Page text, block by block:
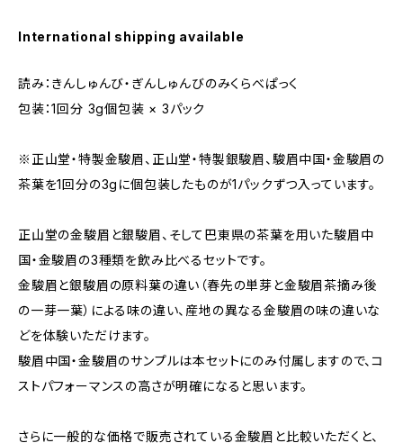
International shipping available
読み：きんしゅんび・ぎんしゅんびのみくらべぱっく
包装：1回分 3g個包装 × 3パック
※正山堂・特製金駿眉、正山堂・特製銀駿眉、駿眉中国・金駿眉の
茶葉を1回分の3gに個包装したものが1パックずつ入っています。
正山堂の金駿眉と銀駿眉、そして巴東県の茶葉を用いた駿眉中
国・金駿眉の3種類を飲み比べるセットです。
金駿眉と銀駿眉の原料葉の違い（春先の単芽と金駿眉茶摘み後
の一芽一葉）による味の違い、産地の異なる金駿眉の味の違いな
どを体験いただけます。
駿眉中国・金駿眉のサンプルは本セットにのみ付属しますので、コ
ストパフォーマンスの高さが明確になると思います。
さらに一般的な価格で販売されている金駿眉と比較いただくと、